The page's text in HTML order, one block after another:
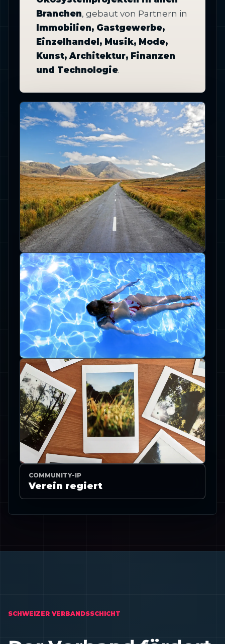
Branchen, gebaut von Partnern in
Immobilien, Gastgewerbe,
Einzelhandel, Musik, Mode,
Kunst, Architektur, Finanzen
und Technologie.
COMMUNITY-IP
Verein regiert
SCHWEIZER VERBANDSSCHICHT